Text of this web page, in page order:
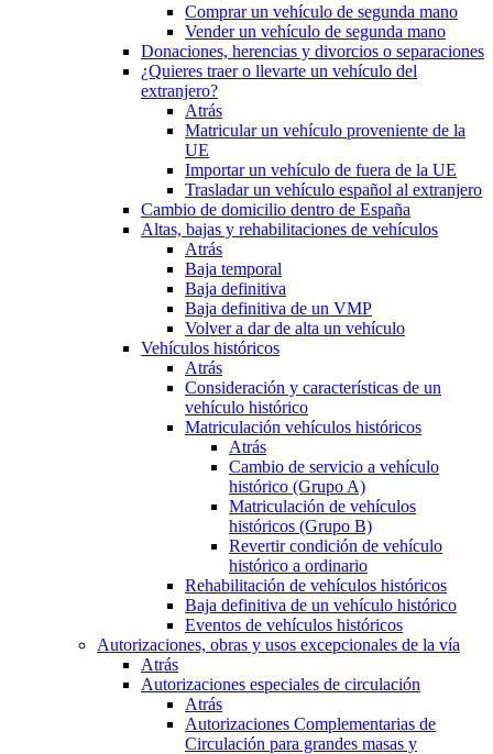
Comprar un vehículo de segunda mano
Vender un vehículo de segunda mano
Donaciones, herencias y divorcios o separaciones
¿Quieres traer o llevarte un vehículo del
extranjero?
Atrás
Matricular un vehículo proveniente de la
UE
Importar un vehículo de fuera de la UE
Trasladar un vehículo español al extranjero
Cambio de domicilio dentro de España
Altas, bajas y rehabilitaciones de vehículos
Atrás
Baja temporal
Baja definitiva
Baja definitiva de un VMP
Volver a dar de alta un vehículo
Vehículos históricos
Atrás
Consideración y características de un
vehículo histórico
Matriculación vehículos históricos
Atrás
Cambio de servicio a vehículo
histórico (Grupo A)
Matriculación de vehículos
históricos (Grupo B)
Revertir condición de vehículo
histórico a ordinario
Rehabilitación de vehículos históricos
Baja definitiva de un vehículo histórico
Eventos de vehículos históricos
Autorizaciones, obras y usos excepcionales de la vía
Atrás
Autorizaciones especiales de circulación
Atrás
Autorizaciones Complementarias de
Circulación para grandes masas y